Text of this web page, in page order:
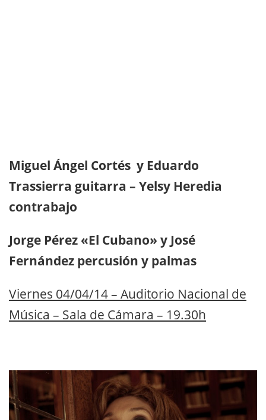
Miguel Ángel Cortés y Eduardo
Trassierra guitarra – Yelsy Heredia
contrabajo
Jorge Pérez «El Cubano» y José
Fernández percusión y palmas
Viernes 04/04/14 – Auditorio Nacional de
Música – Sala de Cámara – 19.30h